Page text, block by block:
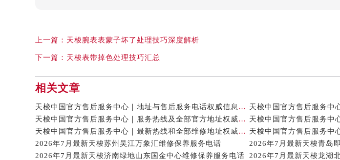
上一篇： 天梭腕表表蒙子坏了处理技巧深度解析
下一篇： 天梭表带掉色处理技巧汇总
相关文章
天梭中国官方售后服务中心｜地址与售后服务电话权威信息通知（2026年7月最新）
天梭中国官方售后服务中心｜服务热线及全部官方地址权威信息通告（2026年7月最新）
天梭中国官方售后服务中心｜最新热线和全部维修地址权威信息声明（2026年7月最新）
2026年7月最新天梭苏州吴江万象汇维修保养服务电话
2026年7月最新天梭青岛
2026年7月最新天梭济南绿地山东国金中心维修保养服务电话
2026年7月最新天梭龙湖